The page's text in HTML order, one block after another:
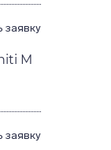
заявку
M
заявку